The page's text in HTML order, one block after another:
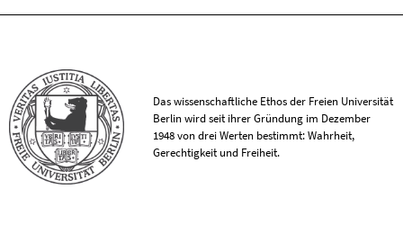
Das wissenschaftliche Ethos der Freien Universität
Berlin wird seit ihrer Gründung im Dezember
1948 von drei Werten bestimmt: Wahrheit,
Gerechtigkeit und Freiheit.